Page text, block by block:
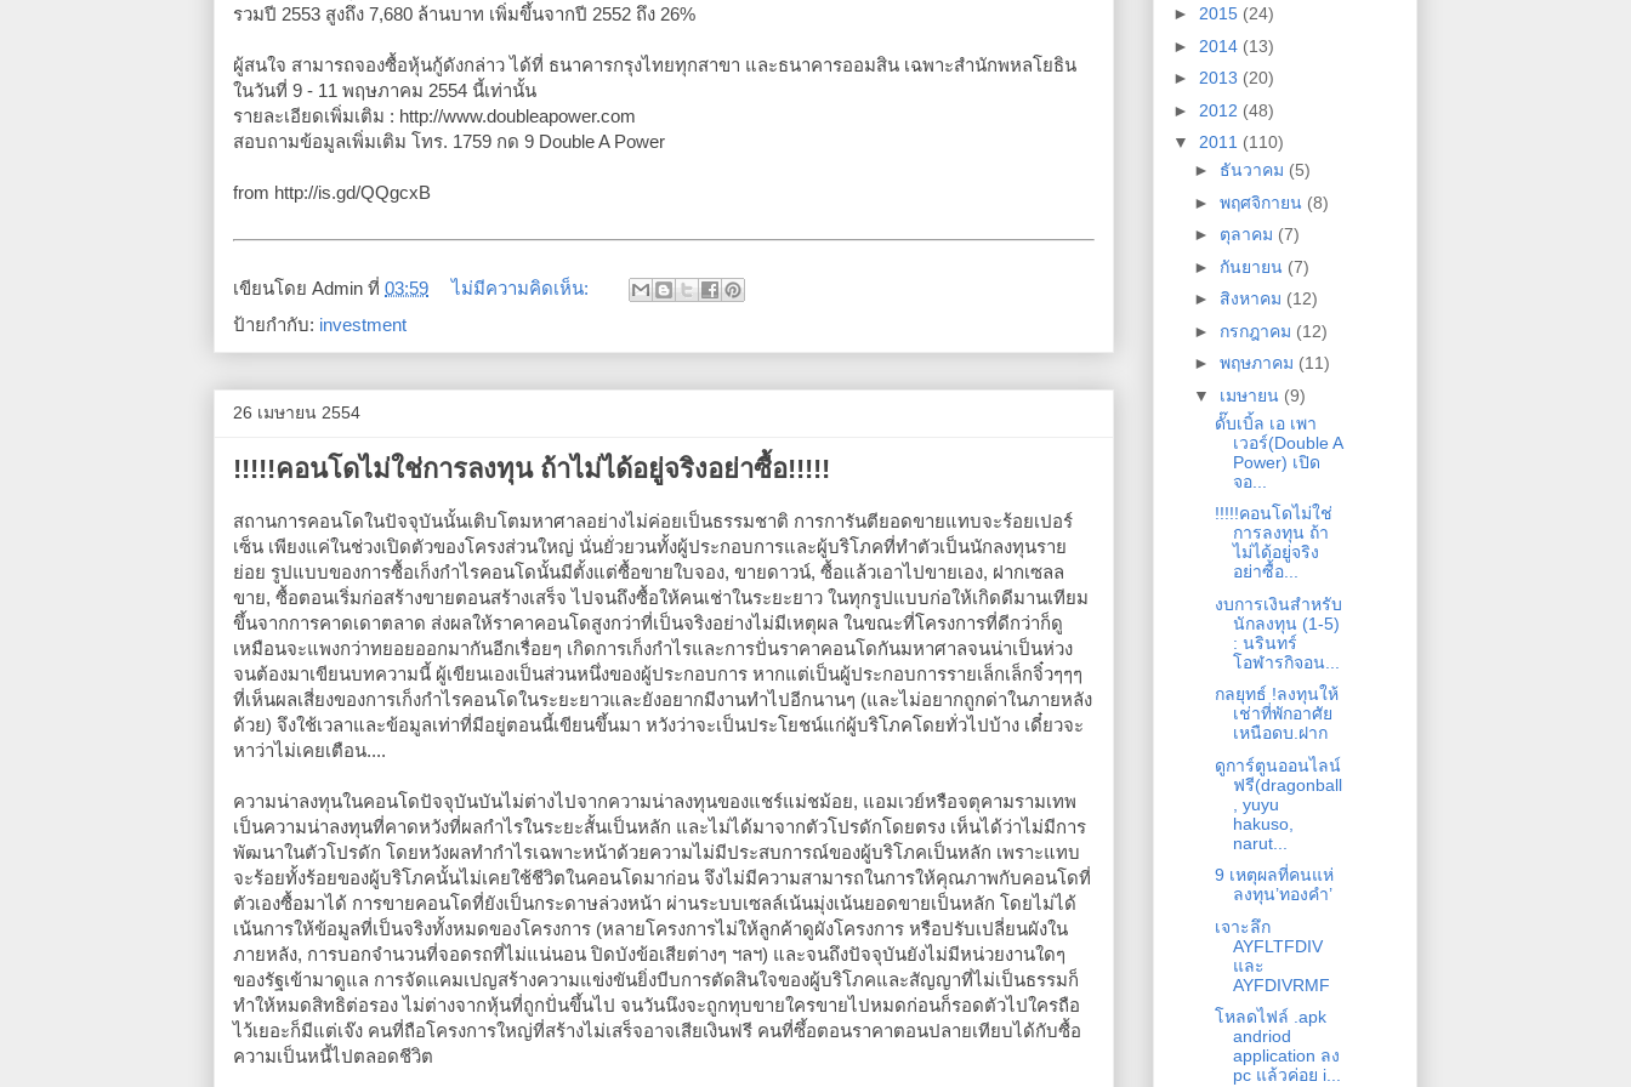
รวมปี 2553 สูง​ถึง 7,680 ล้านบาท ​เพิ่มขึ้นจากปี 2552 ​ถึง 26%
​ผู้สน​ใจ สามารถจองซื้อหุ้นกู้ดังกล่าว ​ได้ที่ ธนาคารกรุง​ไทยทุกสาขา ​และธนาคารออมสิน ​เฉพาะสำนักพหล​โยธิน ​
ในวันที่ 9 - 11 พฤษภาคม 2554 นี้​เท่านั้น
รายละ​เอียด​เพิ่ม​เติม : http://www.doubleapower.com
สอบถามข้อมูล​เพิ่ม​เติม ​โทร. 1759 กด 9 Double A Power
from http://is.gd/QQgcxB
เขียนโดย Admin ที่ 03:59
ไม่มีความคิดเห็น:
ป้ายกำกับ: investment
26 เมษายน 2554
!!!!!คอนโดไม่ใช่การลงทุน ถ้าไม่ได้อยู่จริงอย่าซื้อ!!!!!
สถานการคอนโดในปัจจุบันนั้นเติบโตมหาศาลอย่างไม่ค่อยเป็นธรรมชาติ การการันตียอดขายแทบจะร้อยเปอร์
เซ็น เพียงแค่ในช่วงเปิดตัวของโครงส่วนใหญ่ นั่นยั่วยวนทั้งผู้ประกอบการและผู้บริโภคที่ทำตัวเป็นนักลงทุนราย
ย่อย รูปแบบของการซื้อเก็งกำไรคอนโดนั้นมีตั้งแต่ซื้อขายใบจอง, ขายดาวน์, ซื้อแล้วเอาไปขายเอง, ฝากเซลล
ขาย, ซื้อตอนเริ่มก่อสร้างขายตอนสร้างเสร็จ ไปจนถึงซื้อให้คนเช่าในระยะยาว ในทุกรูปแบบก่อให้เกิดดีมานเทียม
ขึ้นจากการคาดเดาตลาด ส่งผลให้ราคาคอนโดสูงกว่าที่เป็นจริงอย่างไม่มีเหตุผล ในขณะที่โครงการที่ดีกว่าก็ดู
เหมือนจะแพงกว่าทยอยออกมากันอีกเรื่อยๆ เกิดการเก็งกำไรและการปั่นราคาคอนโดกันมหาศาลจนน่าเป็นห่วง
จนต้องมาเขียนบทความนี้ ผู้เขียนเองเป็นส่วนหนึ่งของผู้ประกอบการ หากแต่เป็นผู้ประกอบการรายเล็กเล็กจิ๋วๆๆๆ
ที่เห็นผลเสี่ยงของการเก็งกำไรคอนโดในระยะยาวและยังอยากมีงานทำไปอีกนานๆ (และไม่อยากถูกด่าในภายหลัง
ด้วย) จึงใช้เวลาและข้อมูลเท่าที่มีอยู่ตอนนี้เขียนขึ้นมา หวังว่าจะเป็นประโยชน์แก่ผู้บริโภคโดยทั่วไปบ้าง เดี๋ยวจะ
หาว่าไม่เคยเตือน....
ความน่าลงทุนในคอนโดปัจจุบันบันไม่ต่างไปจากความน่าลงทุนของแชร์แม่ชม้อย, แอมเวย์หรือจตุคามรามเทพ
เป็นความน่าลงทุนที่คาดหวังที่ผลกำไรในระยะสั้นเป็นหลัก และไม่ได้มาจากตัวโปรดักโดยตรง เห็นได้ว่าไม่มีการ
พัฒนาในตัวโปรดัก โดยหวังผลทำกำไรเฉพาะหน้าด้วยความไม่มีประสบการณ์ของผู้บริโภคเป็นหลัก เพราะแทบ
จะร้อยทั้งร้อยของผู้บริโภคนั้นไม่เคยใช้ชีวิตในคอนโดมาก่อน จึงไม่มีความสามารถในการให้คุณภาพกับคอนโดที่
ตัวเองซื้อมาได้ การขายคอนโดที่ยังเป็นกระดาษล่วงหน้า ผ่านระบบเซลล์เน้นมุ่งเน้นยอดขายเป็นหลัก โดยไม่ได้
เน้นการให้ข้อมูลที่เป็นจริงทั้งหมดของโครงการ (หลายโครงการไม่ให้ลูกค้าดูผังโครงการ หรือปรับเปลี่ยนผังใน
ภายหลัง, การบอกจำนวนที่จอดรถที่ไม่แน่นอน ปิดบังข้อเสียต่างๆ ฯลฯ) และจนถึงปัจจุบันยังไม่มีหน่วยงานใดๆ
ของรัฐเข้ามาดูแล การจัดแคมเปญสร้างความแข่งขันยิ่งบีบการตัดสินใจของผู้บริโภคและสัญญาที่ไม่เป็นธรรมก็
ทำให้หมดสิทธิต่อรอง ไม่ต่างจากหุ้นที่ถูกปั่นขึ้นไป จนวันนึงจะถูกทุบขายใครขายไปหมดก่อนก็รอดตัวไปใครถือ
ไว้เยอะก็มีแต่เจ๊ง คนที่ถือโครงการใหญ่ที่สร้างไม่เสร็จอาจเสียเงินฟรี คนที่ซึ้อตอนราคาตอนปลายเทียบได้กับซื้อ
ความเป็นหนี้ไปตลอดชีวิต
► 2015 (24)
► 2014 (13)
► 2013 (20)
► 2012 (48)
▼ 2011 (110)
► ธันวาคม (5)
► พฤศจิกายน (8)
► ตุลาคม (7)
► กันยายน (7)
► สิงหาคม (12)
► กรกฎาคม (12)
► พฤษภาคม (11)
▼ เมษายน (9)
ดั๊บ​เบิ้ล ​เอ ​เพา​
เวอร์(Double A
Power) ​เปิด
จอ...
!!!!!คอนโดไม่ใช่
การลงทุน ถ้า
ไม่ได้อยู่จริง
อย่าซื้อ...
งบการเงินสำหรับ
นักลงทุน (1-5)
: นรินทร์
โอฬารกิจอน...
กลยุทธ์ !ลงทุนให้
เช่าที่พักอาศัย
เหนือดบ.ฝาก
ดูการ์ตูนออนไลน์
ฟรี(dragonball
, yuyu
hakuso,
narut...
9 เหตุผลที่คนแห่
ลงทุน’ทองคำ’
เจาะลึก
AYFLTFDIV
และ
AYFDIVRMF
โหลดไฟล์ .apk
andriod
application ลง
pc แล้วค่อย i...